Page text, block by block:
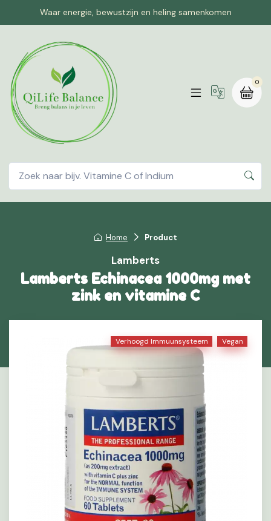
Waar energie, bewustzijn en heling samenkomen
0
Home Product
Lamberts
Lamberts Echinacea 1000mg met
zink en vitamine C
Verhoogd Immuunsysteem Vegan